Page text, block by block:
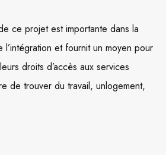
ce projet est importante dans la
et fournit un moyen pour
droits d’accès aux services
de trouver du travail, unlogement,